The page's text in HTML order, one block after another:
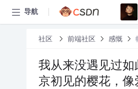
导航
社区 前端社区 感慨
我从来没遇见过
京初见的樱花，